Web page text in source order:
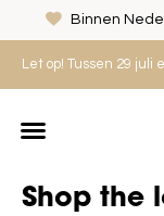
Binnen
Shop the